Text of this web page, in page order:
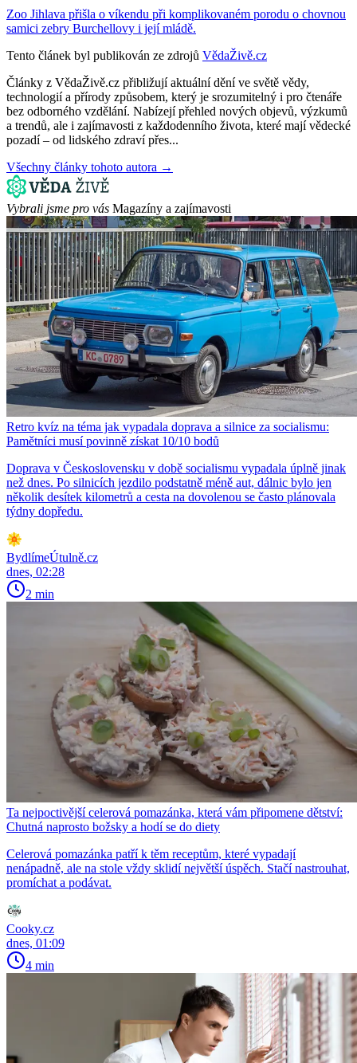
Zoo Jihlava přišla o víkendu při komplikovaném porodu o chovnou
samici zebry Burchellovy i její mládě.
Tento článek byl publikován ze zdrojů VědaŽivě.cz
Články z VědaŽivě.cz přibližují aktuální dění ve světě vědy,
technologií a přírody způsobem, který je srozumitelný i pro čtenáře
bez odborného vzdělání. Nabízejí přehled nových objevů, výzkumů
a trendů, ale i zajímavosti z každodenního života, které mají vědecké
pozadí – od lidského zdraví přes...
Všechny články tohoto autora →
Vybrali jsme pro vás Magazíny a zajímavosti
Retro kvíz na téma jak vypadala doprava a silnice za socialismu:
Pamětníci musí povinně získat 10/10 bodů
Doprava v Československu v době socialismu vypadala úplně jinak
než dnes. Po silnicích jezdilo podstatně méně aut, dálnic bylo jen
několik desítek kilometrů a cesta na dovolenou se často plánovala
týdny dopředu.
BydlímeÚtulně.cz
dnes, 02:28
2 min
Ta nejpoctivější celerová pomazánka, která vám připomene dětství:
Chutná naprosto božsky a hodí se do diety
Celerová pomazánka patří k těm receptům, které vypadají
nenápadně, ale na stole vždy sklidí největší úspěch. Stačí nastrouhat,
promíchat a podávat.
Cooky.cz
dnes, 01:09
4 min